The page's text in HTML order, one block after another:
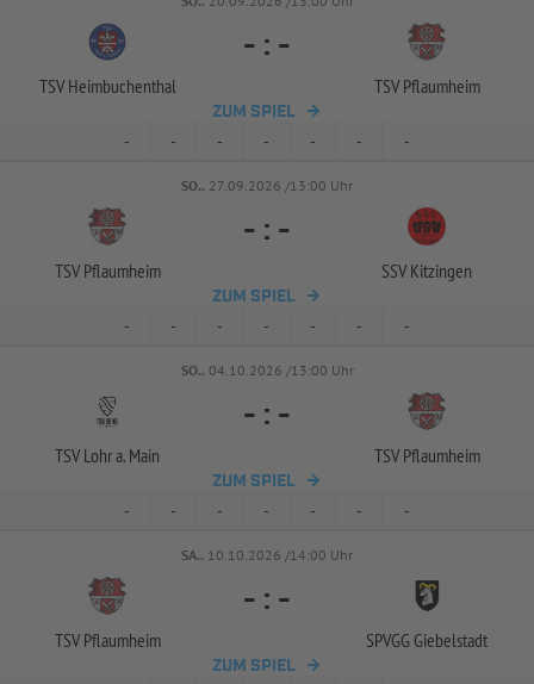
TSV Heimbuchenthal
- : -
TSV Pflaumheim
ZUM SPIEL
- - - - - - -
SO.. 27.09.2026 /13:00 Uhr
TSV Pflaumheim
- : -
SSV Kitzingen
ZUM SPIEL
- - - - - - -
SO.. 04.10.2026 /13:00 Uhr
TSV Lohr a. Main
- : -
TSV Pflaumheim
ZUM SPIEL
- - - - - - -
SA.. 10.10.2026 /14:00 Uhr
TSV Pflaumheim
- : -
SPVGG Giebelstadt
ZUM SPIEL